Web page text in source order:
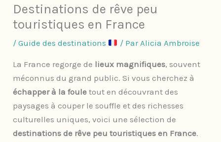
Destinations de rêve peu
touristiques en France
/Guide des destinations / ParAlicia Ambroise
La France regorge de lieux magnifiques, souvent
méconnus du grand public. Si vous cherchez à
échapper à la foule tout en découvrant des
paysages à couper le souffle et des richesses
culturelles uniques, voici une sélection de
destinations de rêve peu touristiques en France.